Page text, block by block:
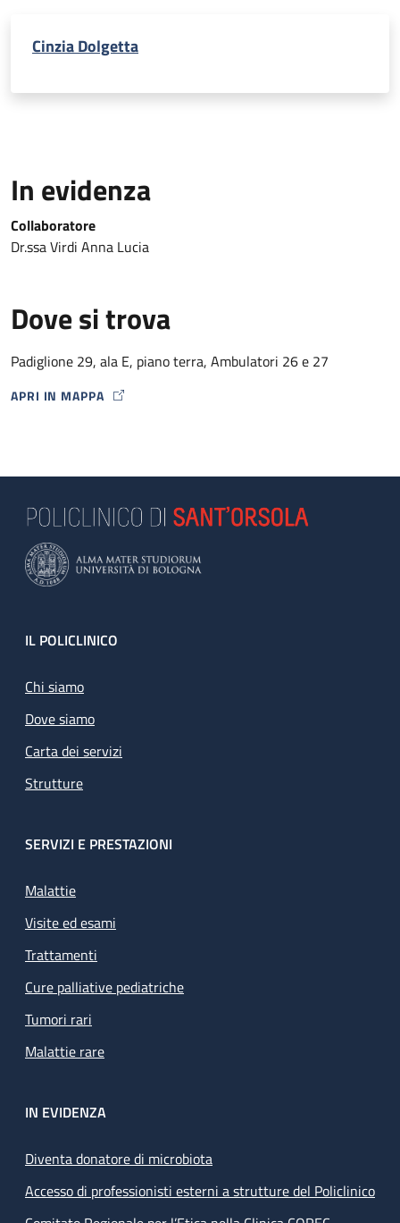
Cinzia Dolgetta
In evidenza
Collaboratore
Dr.ssa Virdi Anna Lucia
Dove si trova
Padiglione 29, ala E, piano terra, Ambulatori 26 e 27
APRI IN MAPPA
MAP ICON
Footer
IL POLICLINICO
Chi siamo
Dove siamo
Carta dei servizi
Strutture
SERVIZI E PRESTAZIONI
Malattie
Visite ed esami
Trattamenti
Cure palliative pediatriche
Tumori rari
Malattie rare
IN EVIDENZA
Diventa donatore di microbiota
Accesso di professionisti esterni a strutture del Policlinico